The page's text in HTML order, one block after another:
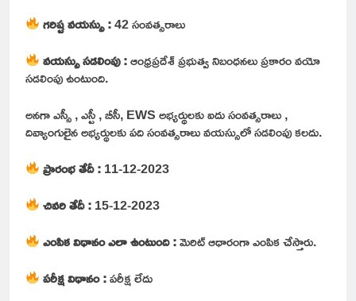
గరిష్ట వయస్సు :42 సంవత్సరాలు
వయస్సు సడలింపు :ఆంధ్రప్రదేశ్ ప్రభుత్వ నిబంధనలు ప్రకారం వయో
సడలింపు ఉంటుంది.
అనగా ఎస్సీ , ఎస్టీ , బీసీ, EWS అభ్యర్థులకు ఐదు సంవత్సరాలు ,
దివ్యాంగులైన అభ్యర్థులకు పది సంవత్సరాలు వయస్సులో సడలింపు కలదు.
ప్రారంభ తేదీ :11-12-2023
చివరి తేదీ :15-12-2023
ఎంపిక విధానం ఎలా ఉంటుంది :మెరిట్ ఆధారంగా ఎంపిక చేస్తారు.
పరీక్ష విధానం :పరీక్ష లేదు